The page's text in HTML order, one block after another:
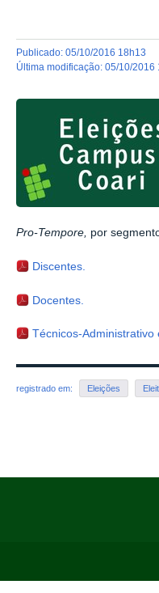
publicado: 05/10/2016 18h13
última modificação: 05/10/2016
Pro-Tempore, por
Discentes.
Docentes.
Técnicos-Administrativo
registrado em: Eleições